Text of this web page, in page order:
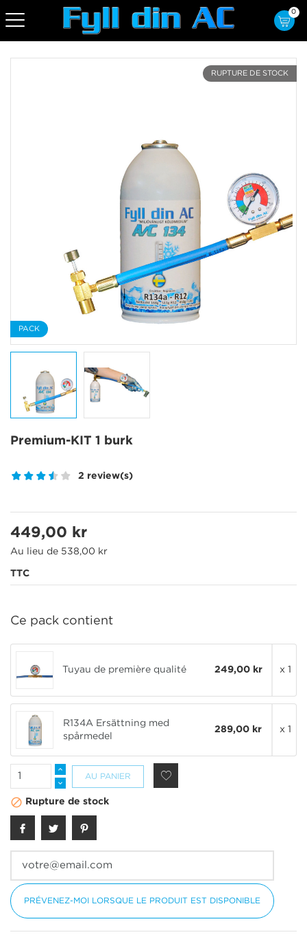
0
PACK
RUPTURE DE STOCK
Premium-KIT 1 burk
2 review(s)
449,00 kr
Au lieu de 538,00 kr
TTC
Ce pack contient
Tuyau de première qualité 249,00 kr x 1
R134A Ersättning med
spårmedel
289,00 kr x 1
AU PANIER
 Rupture de stock
PRÉVENEZ-MOI LORSQUE LE PRODUIT EST DISPONIBLE